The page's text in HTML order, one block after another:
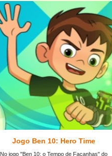
Jogo Ben 10: Hero Time
No jogo "Ben 10: o Tempo de Façanhas" do